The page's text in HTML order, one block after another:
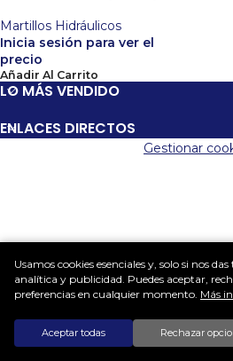
Martillos Hidráulicos
Inicia sesión para ver el
precio
Añadir Al Carrito
LO MÁS VENDIDO
ENLACES DIRECTOS
Gestionar
Usamos cookies esenciales y, solo si nos
analítica y publicidad. Puedes aceptar,
preferencias en cualquier momento. Más
Aceptar todas Rechazar